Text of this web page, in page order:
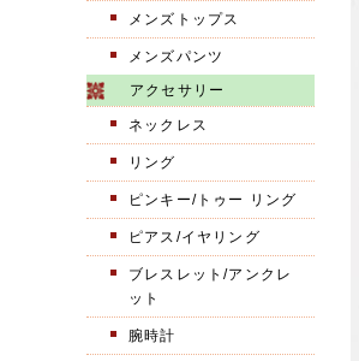
メンズトップス
メンズパンツ
アクセサリー
ネックレス
リング
ピンキー/トゥー リング
ピアス/イヤリング
ブレスレット/アンクレ
ット
腕時計